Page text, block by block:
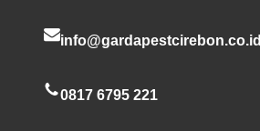
info@gardapestcirebon.co.id
0817 6795 221